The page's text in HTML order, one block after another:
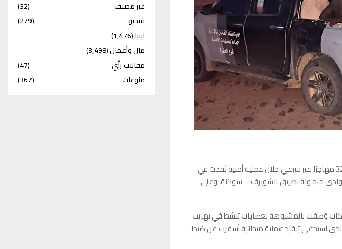
أعلن فرع العمليات الأمنية بالجفرة، اليوم السبت، ضبط 32 مهاجرًا غير شرعي خلال عملية أمنية نُفذت في
80 كيلومترًا، على خط وادي ميمونة بطريق الشويرف – سوكنة، وعلى
وُصفت بالمشبوهة لعصابات تنشط في تهريب
الذي استدعى تنفيذ عملية ميدانية أسفرت عن ضبط
غير مصنف
(32)
فيديو
(279)
ليبيا(1٬476)
مال وأعمال(3٬498)
مقالات رأي
(47)
منوعات
(367)